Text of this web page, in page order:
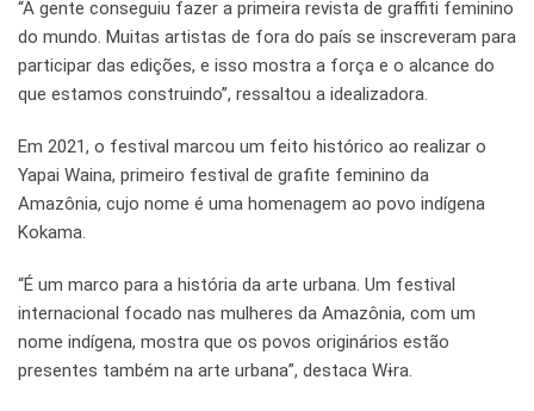
“A gente conseguiu fazer a primeira revista de graffiti feminino
do mundo. Muitas artistas de fora do país se inscreveram para
participar das edições, e isso mostra a força e o alcance do
que estamos construindo”, ressaltou a idealizadora.
Em 2021, o festival marcou um feito histórico ao realizar o
Yapai Waina, primeiro festival de grafite feminino da
Amazônia, cujo nome é uma homenagem ao povo indígena
Kokama.
“É um marco para a história da arte urbana. Um festival
internacional focado nas mulheres da Amazônia, com um
nome indígena, mostra que os povos originários estão
presentes também na arte urbana”, destaca Wɨra.